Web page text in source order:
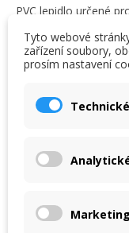
PVC lepidlo určené
Detaily produktu
Hmotnost:
add_circle_outline Create new list
Tyto webové
zařízení soubory,
prosím nastavení